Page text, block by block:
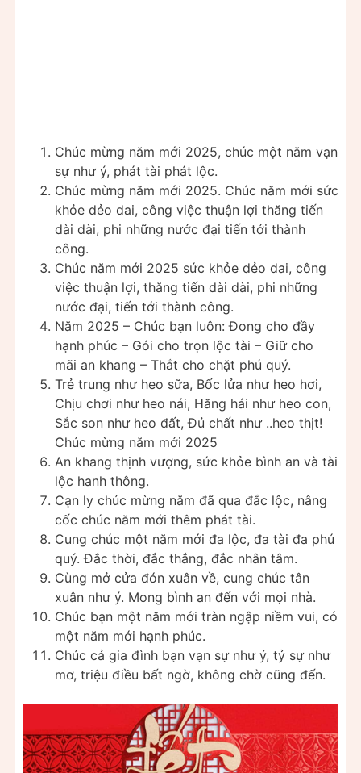
Chúc mừng năm mới 2025, chúc một năm vạn
sự như ý, phát tài phát lộc.
Chúc mừng năm mới 2025. Chúc năm mới sức
khỏe dẻo dai, công việc thuận lợi thăng tiến
dài dài, phi những nước đại tiến tới thành
công.
Chúc năm mới 2025 sức khỏe dẻo dai, công
việc thuận lợi, thăng tiến dài dài, phi những
nước đại, tiến tới thành công.
Năm 2025 – Chúc bạn luôn: Đong cho đầy
hạnh phúc – Gói cho trọn lộc tài – Giữ cho
mãi an khang – Thắt cho chặt phú quý.
Trẻ trung như heo sữa, Bốc lửa như heo hơi,
Chịu chơi như heo nái, Hăng hái như heo con,
Sắc son như heo đất, Đủ chất như ..heo thịt!
Chúc mừng năm mới 2025
An khang thịnh vượng, sức khỏe bình an và tài
lộc hanh thông.
Cạn ly chúc mừng năm đã qua đắc lộc, nâng
cốc chúc năm mới thêm phát tài.
Cung chúc một năm mới đa lộc, đa tài đa phú
quý. Đắc thời, đắc thắng, đắc nhân tâm.
Cùng mở cửa đón xuân về, cung chúc tân
xuân như ý. Mong bình an đến với mọi nhà.
Chúc bạn một năm mới tràn ngập niềm vui, có
một năm mới hạnh phúc.
Chúc cả gia đình bạn vạn sự như ý, tỷ sự như
mơ, triệu điều bất ngờ, không chờ cũng đến.